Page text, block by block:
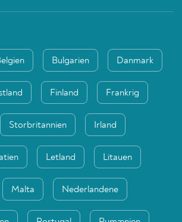
Bulgarien Danmark
Finland Frankrig
Storbritannien Irland
Letland Litauen
Malta Nederlandene